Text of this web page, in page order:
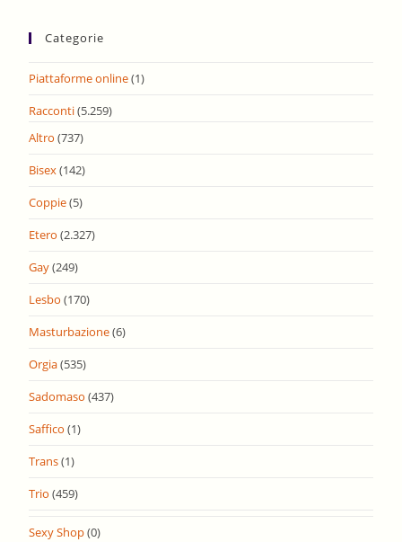
Categorie
Piattaforme online(1)
Racconti(5.259)
Altro (737)
Bisex(142)
Coppie(5)
Etero (2.327)
Gay(249)
Lesbo (170)
Masturbazione(6)
Orgia(535)
Sadomaso (437)
Saffico (1)
Trans(1)
Trio (459)
Sexy Shop(0)